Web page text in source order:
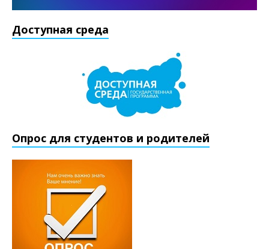
Доступная среда
Опрос для студентов и родителей